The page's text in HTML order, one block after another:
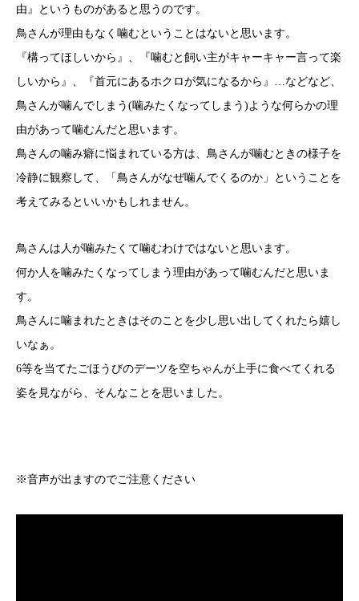
由』というものがあると思うのです。
鳥さんが理由もなく噛むということはないと思います。
『構ってほしいから』、『噛むと飼い主がキャーキャー言って楽
しいから』、『首元にあるホクロが気になるから』…などなど、
鳥さんが噛んでしまう(噛みたくなってしまう)ような何らかの理
由があって噛むんだと思います。
鳥さんの噛み癖に悩まれている方は、鳥さんが噛むときの様子を
冷静に観察して、「鳥さんがなぜ噛んでくるのか」ということを
考えてみるといいかもしれません。
鳥さんは人が噛みたくて噛むわけではないと思います。
何か人を噛みたくなってしまう理由があって噛むんだと思いま
す。
鳥さんに噛まれたときはそのことを少し思い出してくれたら嬉し
いなぁ。
6等を当てたごほうびのデーツを空ちゃんが上手に食べてくれる
姿を見ながら、そんなことを思いました。
※音声が出ますのでご注意ください